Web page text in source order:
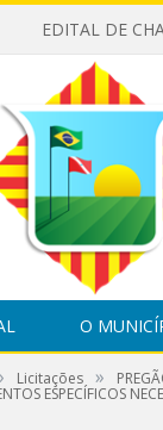
O
Licitações »
ESPECÍFICOS